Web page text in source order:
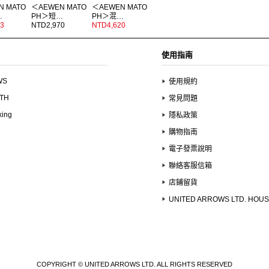
MATO
＜AEWEN MATO
PH＞短…
NTD2,970
＜AEWEN MATO
PH＞混…
NTD4,620
使用指南
使用規約
常見問題
隱私政策
購物指南
電子發票說明
聯絡客服信箱
店鋪留貨
UNITED ARROWS LTD.
COPYRIGHT © UNITED ARROWS LTD. ALL RIGHTS RESERVED